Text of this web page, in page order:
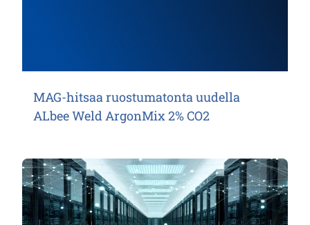
MAG-hitsaa ruostumatonta uudella
ALbee Weld ArgonMix 2% CO2